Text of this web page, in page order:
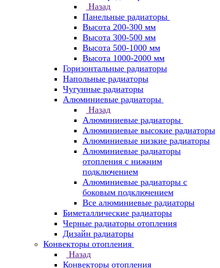
Назад
Панельные радиаторы
Высота 200-300 мм
Высота 300-500 мм
Высота 500-1000 мм
Высота 1000-2000 мм
Горизонтальные радиаторы
Напольные радиаторы
Чугунные радиаторы
Алюминиевые радиаторы
Назад
Алюминиевые радиаторы
Алюминиевые высокие радиаторы
Алюминиевые низкие радиаторы
Алюминиевые радиаторы
отопления с нижним
подключением
Алюминиевые радиаторы с
боковым подключением
Все алюминиевые радиаторы
Биметаллические радиаторы
Черные радиаторы отопления
Дизайн радиаторы
Конвекторы отопления
Назад
Конвекторы отопления